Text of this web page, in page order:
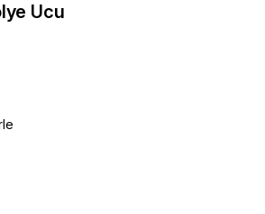
Ucu